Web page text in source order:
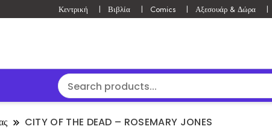
Κεντρική Βιβλία Comics Αξεσουάρ & Δώρα
CITY OF THE DEAD – ROSEMARY JONES